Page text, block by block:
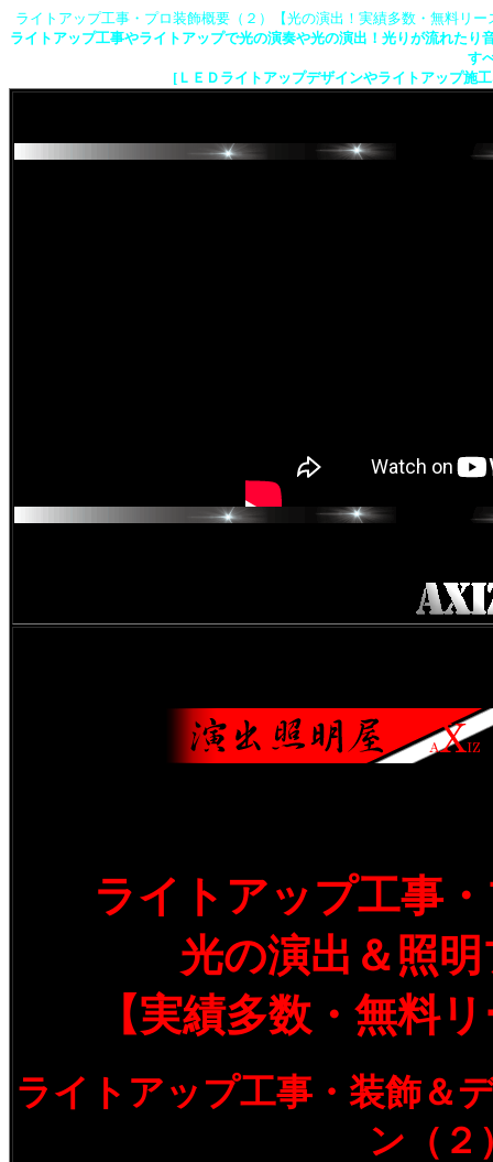
ライトアップ工事・プロ装飾概要（２）【光の演出！実績多数・無料リ
ライトアップ工事やライトアップで光の演奏や光の演出！光りが流れた
す
[ＬＥＤライトアップデザインやライトアップ施
ライトアップ工事
光の演出＆照
【実績多数・無料
ライトアップ工事・装飾＆
ン（２